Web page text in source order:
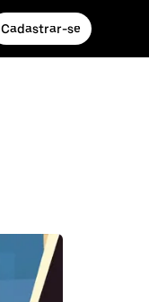
Cadastrar-se